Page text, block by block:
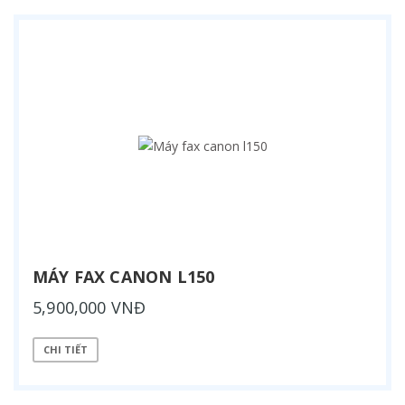
MÁY FAX CANON L150
5,900,000 VNĐ
CHI TIẾT